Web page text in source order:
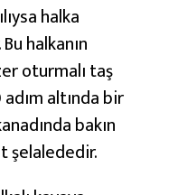
halka
halkanın
oturmalı taş
altında bir
bakın
şelalededir.